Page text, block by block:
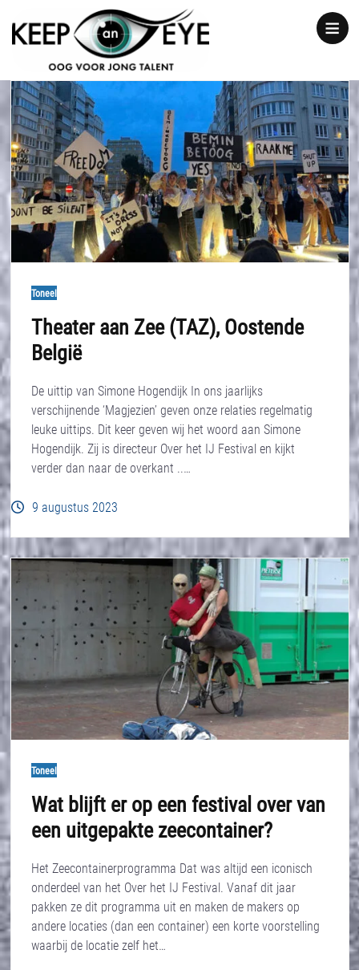
Show
notice
Toneel
Theater aan Zee (TAZ), Oostende
België
De uittip van Simone Hogendijk In ons jaarlijks
verschijnende ‘Magjezien’ geven onze relaties regelmatig
leuke uittips. Dit keer geven wij het woord aan Simone
Hogendijk. Zij is directeur Over het IJ Festival en kijkt
verder dan naar de overkant ..…
9 augustus 2023
Toneel
Wat blijft er op een festival over van
een uitgepakte zeecontainer?
Het Zeecontainerprogramma Dat was altijd een iconisch
onderdeel van het Over het IJ Festival. Vanaf dit jaar
pakken ze dit programma uit en maken de makers op
andere locaties (dan een container) een korte voorstelling
waarbij de locatie zelf het…